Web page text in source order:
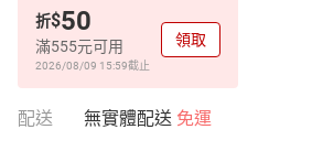
折$50
滿555元可用
2026/08/09 15:59截止
領取
配送 無實體配送 免運